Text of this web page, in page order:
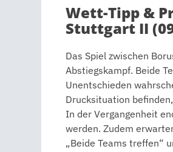
Wett-Tipp &
Stuttgart II
Das Spiel zwischen
Abstiegskampf. Beide
Unentschieden
Drucksituation
In der Vergangenheit
werden. Zudem
„Beide Teams treffen“